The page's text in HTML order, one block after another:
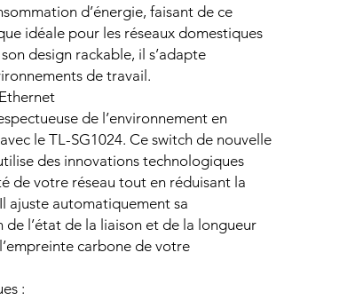
d’énergie, faisant de ce
idéale pour les réseaux domestiques
design rackable, il s’adapte
de travail.
de l’environnement en
le TL-SG1024. Ce switch de nouvelle
des innovations technologiques
de votre réseau tout en réduisant la
ajuste automatiquement sa
l’état de la liaison et de la longueur
carbone de votre
: